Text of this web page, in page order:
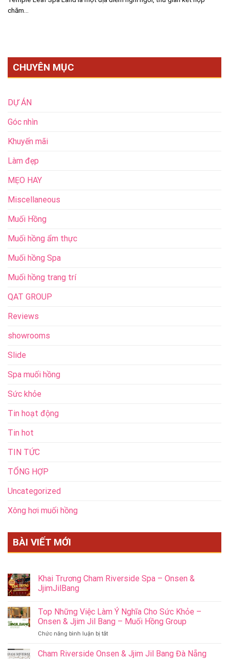
chăm...
CHUYÊN MỤC
DỰ ÁN
Góc nhìn
Khuyến mãi
Làm đẹp
MẸO HAY
Miscellaneous
Muối Hồng
Muối hồng ẩm thực
Muối hồng Spa
Muối hồng trang trí
QAT GROUP
Reviews
showrooms
Slide
Spa muối hồng
Sức khỏe
Tin hoạt động
Tin hot
TIN TỨC
TỔNG HỢP
Uncategorized
Xông hơi muối hồng
BÀI VIẾT MỚI
Khai Trương Cham Riverside Spa – Onsen &
JjimJilBang
Top Những Việc Làm Ý Nghĩa Cho Sức Khỏe –
Onsen & Jjim Jil Bang – Muối Hồng Group
Chức năng bình luận bị tắtở
Những
Cham Riverside Onsen & Jjim Jil Bang Đà Nẵng